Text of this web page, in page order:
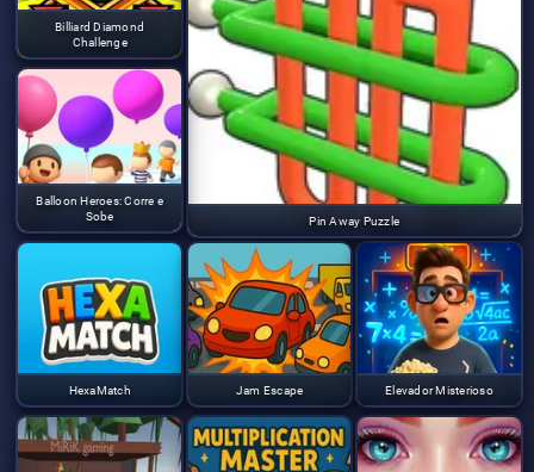
Billiard Diamond
Challenge
Pin Away Puzzle
Balloon Heroes: Corre e
Sobe
HexaMatch Jam Escape Elevador Misterioso